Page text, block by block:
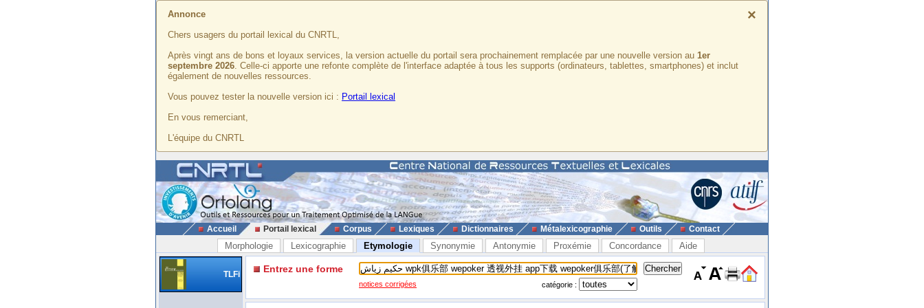
×
Annonce
Chers usagers du portail lexical du CNRTL,
Après vingt ans de bons et loyaux services, la version actuelle du portail sera prochainement remplacée par une nouvelle version au 1er
septembre 2026. Celle-ci apporte une refonte complète de l'interface adaptée à tous les supports (ordinateurs, tablettes, smartphones) et inclut
également de nouvelles ressources.
Vous pouvez tester la nouvelle version ici : Portail lexical
En vous remerciant,
L'équipe du CNRTL
Accueil Portail lexical Corpus Lexiques Dictionnaires Métalexicographie Outils Contact
Morphologie Lexicographie Etymologie Synonymie Antonymie Proxémie Concordance Aide
TLFi Entrez une forme
notices corrigées catégorie :